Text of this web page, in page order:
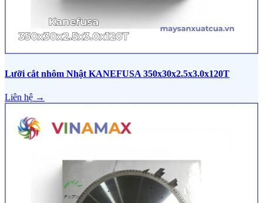
Lưỡi cắt nhôm Nhật KANEFUSA 350x30x2.5x3.0x120T
Liên hệ →